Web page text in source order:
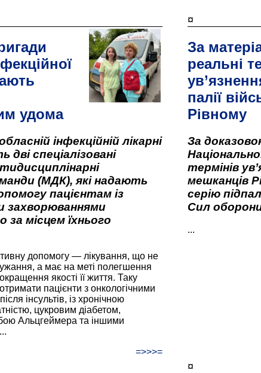
удома
інфекційній лікарні
спеціалізовані
(МДК), які надають
пацієнтам із
захворюваннями
за місцем їхнього
допомогу — лікування, що не
а має на меті полегшення
якості її життя. Таку
пацієнти з онкологічними
інсультів, із хронічною
цукровим діабетом,
Альцгеймера та іншими
=>>>=
¤
За
реальні
палії
Рівному
За
термінів
мешканців
серію
Сил
...
¤